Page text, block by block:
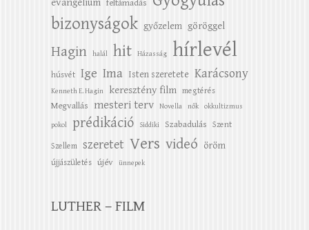
feltámadás
bizonyságok győzelem göröggel
Hagin halál hit Házasság hírlevél
húsvét Ige Ima Isten szeretete Karácsony
Kenneth E. Hagin keresztény film megtérés
Megvallás mesteri terv Novella nők okkultizmus
pokol prédikáció Siddiki Szabadulás Szent
Szellem szeretet Vers videó öröm
újjászületés újév ünnepek
LUTHER – FILM